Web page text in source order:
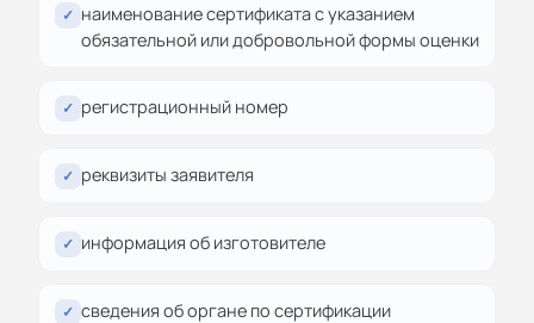
✓ наименование сертификата с указанием
обязательной или добровольной формы оценки
✓ регистрационный номер
✓ реквизиты заявителя
✓ информация об изготовителе
✓ сведения об органе по сертификации